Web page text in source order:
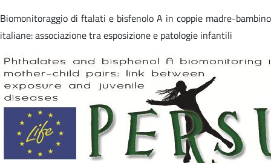
Biomonitoraggio di ftalati e bisfenolo A in coppie madre-bambino
italiane: associazione tra esposizione e patologie infantili